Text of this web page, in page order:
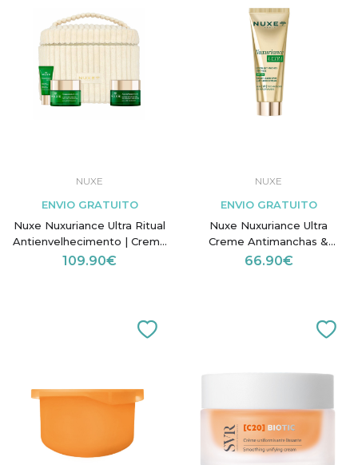
NUXE
ENVIO GRATUITO
Nuxe Nuxuriance Ultra Ritual
Antienvelhecimento | Creme
Dia, Noite + Contorno Olhos
109.90€
NUXE
ENVIO GRATUITO
Nuxe Nuxuriance Ultra
Creme Antimanchas &
Antienvelhecimento SPF30
66.90€